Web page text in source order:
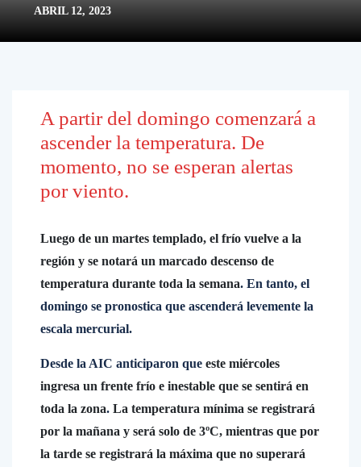
ABRIL 12, 2023
A partir del domingo comenzará a
ascender la temperatura. De
momento, no se esperan alertas
por viento.
Luego de un martes templado, el frío vuelve a la
región y se notará un marcado descenso de
temperatura durante toda la semana. En tanto, el
domingo se pronostica que ascenderá levemente la
escala mercurial.
Desde la AIC anticiparon que este miércoles
ingresa un frente frío e inestable que se sentirá en
toda la zona. La temperatura mínima se registrará
por la mañana y será solo de 3ºC, mientras que por
la tarde se registrará la máxima que no superará